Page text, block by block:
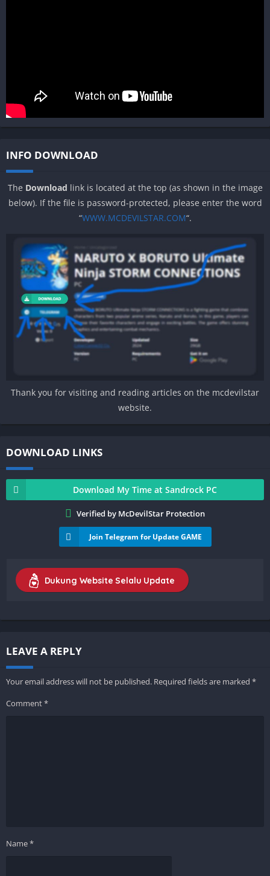
INFO DOWNLOAD
The Download link is located at the top (as shown in the image
below). If the file is password-protected, please enter the word
“WWW.MCDEVILSTAR.COM“.
Thank you for visiting and reading articles on the mcdevilstar
website.
DOWNLOAD LINKS
Download My Time at Sandrock PC
Verified by McDevilStar Protection
Join Telegram for Update GAME
Dukung Website Selalu Update
LEAVE A REPLY
Your email address will not be published. Required fields are marked *
Comment*
Name*